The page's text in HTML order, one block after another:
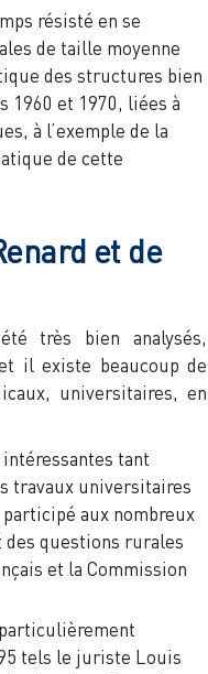
résisté en se
de taille moyenne
des structures bien
1960 et 1970, liées à
à l’exemple de la
de cette
et de
très bien analysés,
il existe beaucoup de
universitaires, en
tant
travaux universitaires
aux nombreux
des questions rurales
et la Commission
tels le juriste Louis